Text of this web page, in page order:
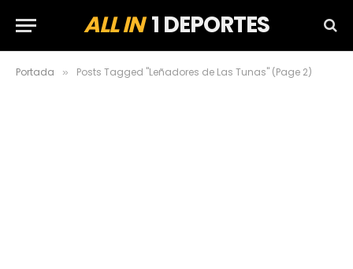
ALL IN1 DEPORTES
Portada » Posts Tagged "Leñadores de Las Tunas" (Page 2)